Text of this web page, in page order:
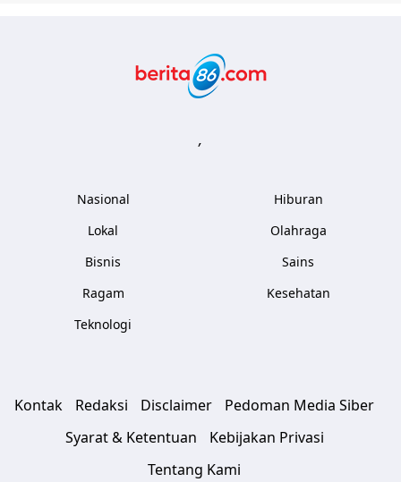
,
Nasional
Lokal
Bisnis
Ragam
Teknologi
Hiburan
Olahraga
Sains
Kesehatan
Kontak Redaksi Disclaimer
Pedoman Media Siber
Syarat & Ketentuan
Kebijakan Privasi
Tentang Kami